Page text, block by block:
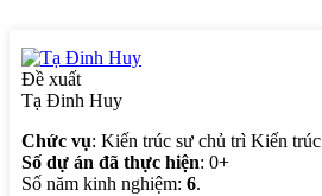
Đề xuất
Tạ Đinh Huy
Chức vụ: Kiến trúc sư chủ trì Kiến trúc
Số dự án đã thực hiện: 0+
Số năm kinh nghiệm: 6.